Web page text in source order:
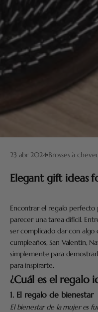
23 abr 2024 Brosses à
Elegant gift ideas
Encontrar el regalo perfecto
parecer una tarea difícil.
ser complicado dar con algo
cumpleaños, San Valentín,
simplemente para
para inspirarte.
¿Cuál es el regalo
1. El regalo de bienestar
El bienestar de la mujer es